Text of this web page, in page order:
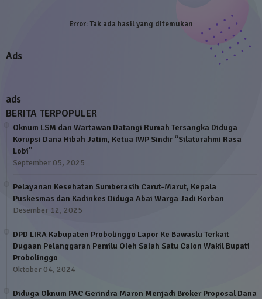
Error:Tak ada hasil yang ditemukan
Ads
ads
BERITA TERPOPULER
Oknum LSM dan Wartawan Datangi Rumah Tersangka Diduga
Korupsi Dana Hibah Jatim, Ketua IWP Sindir “Silaturahmi Rasa
Lobi”
September 05, 2025
Pelayanan Kesehatan Sumberasih Carut-Marut, Kepala
Puskesmas dan Kadinkes Diduga Abai Warga Jadi Korban
Desember 12, 2025
DPD LIRA Kabupaten Probolinggo Lapor Ke Bawaslu Terkait
Dugaan Pelanggaran Pemilu Oleh Salah Satu Calon Wakil Bupati
Probolinggo
Oktober 04, 2024
Diduga Oknum PAC Gerindra Maron Menjadi Broker Proposal Dana